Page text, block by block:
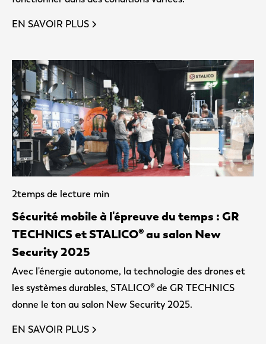
EN SAVOIR PLUS
2temps de lecture min
Sécurité mobile à l'épreuve du temps : GR
TECHNICS et STALICO® au salon New
Security 2025
Avec l'énergie autonome, la technologie des drones et
les systèmes durables, STALICO® de GR TECHNICS
donne le ton au salon New Security 2025.
EN SAVOIR PLUS